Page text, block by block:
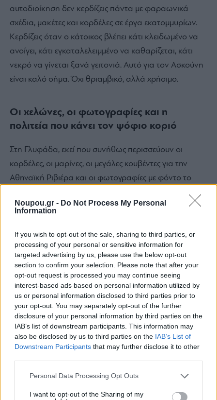
Noupou.gr - Do Not Process My Personal
Information
If you wish to opt-out of the sale, sharing to third parties, or
processing of your personal or sensitive information for
targeted advertising by us, please use the below opt-out
section to confirm your selection. Please note that after your
opt-out request is processed you may continue seeing
interest-based ads based on personal information utilized by
us or personal information disclosed to third parties prior to
your opt-out. You may separately opt-out of the further
disclosure of your personal information by third parties on the
IAB’s list of downstream participants. This information may
also be disclosed by us to third parties on the IAB’s List of
Downstream Participants that may further disclose it to other
Please note that this website/app uses one or more Google
not limited to your visit or usage behaviour. You may click to
Personal Data Processing Opt Outs
I want to opt-out of the Sharing of my
αυτοδιοίκηση δεν κερδίζεις πάντα με φαραωνικά
σχέδια, μακέτες και κορδέλες σε έργα εκατομμυρίων.
Κερδίζεις όταν ο κάτοικος βλέπει κάτι κλειδωμένο να
ανοίγει, κάτι εγκαταλελειμμένο να καθαρίζεται, κάτι
νεκρό να γίνεται ξανά γειτονιά. Αυτό για τον Ασκούνη
είναι καλό σήμα. Όχι θριαμβικό, αλλά χρήσιμο.
Οι χελώνες, οι φωτογραφίες και η
πολιτεία που κάνει τον ψόφιο κοριό
Στη Γλυφάδα, εκεί που συνήθως περισσεύουν οι
κορδέλες, οι μαρίνες, οι μεγάλες κουβέντες για την
Αθηναϊκή Ριβιέρα και οι φωτογραφίες με φόντο το
σκηνικό. Το Κέντρο Διάσωσης του ΑΡΧΕΛΩΝ, όπου
χελώνες. Οι περισσότερες με χτυπήματα στο κεφάλι.
Δύο δεν άντεξαν.
Και εδώ αρχίζει το γνωστό ελληνικό έργο. Όταν
πρόκειται για τουρισμό, η θάλασσα είναι «εθνικό
κεφάλαιο». Όταν πρόκειται για προστασία της ζωής
μέσα στη θάλασσα, ξαφνικά όλοι ψάχνουν ποιος έχει
την αρμοδιότητα. Το Λιμενικό κάνει ό,τι μπορεί, οι
εθελοντές κάνουν περισσότερα απ’ όσα αντέχουν, οι
χελώνας, αλλά όταν το θέμα είναι πρόληψη, έλεγχος,
ενημέρωση, χρήματα και ευθύνη, πέφτει σιγή